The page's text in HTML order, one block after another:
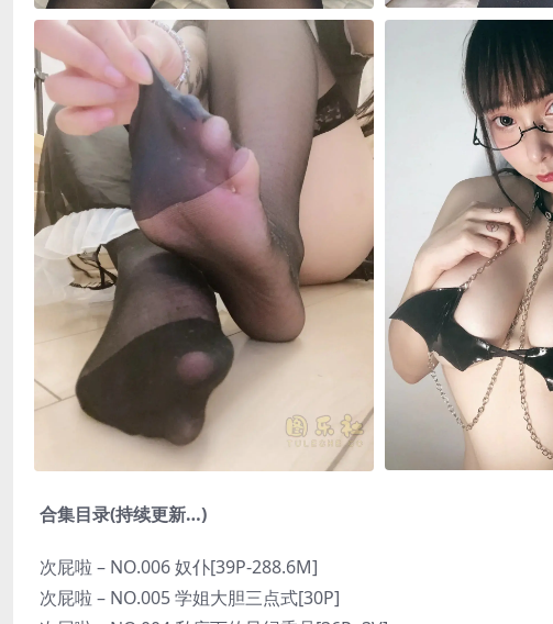
合集目录(持续更新…)
次屁啦 – NO.006 奴仆[39P-288.6M]
次屁啦 – NO.005 学姐大胆三点式[30P]